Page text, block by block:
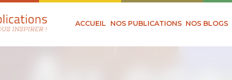
ACCUEIL NOS PUBLICATIONS NOS BLOGS